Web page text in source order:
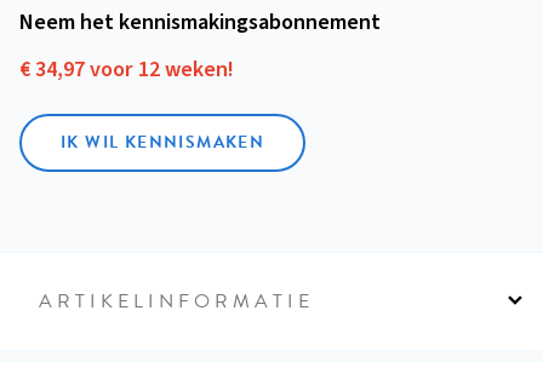
Neem het kennismakings­abonnement
€ 34,97 voor 12 weken!
IK WIL KENNISMAKEN
ARTIKELINFORMATIE